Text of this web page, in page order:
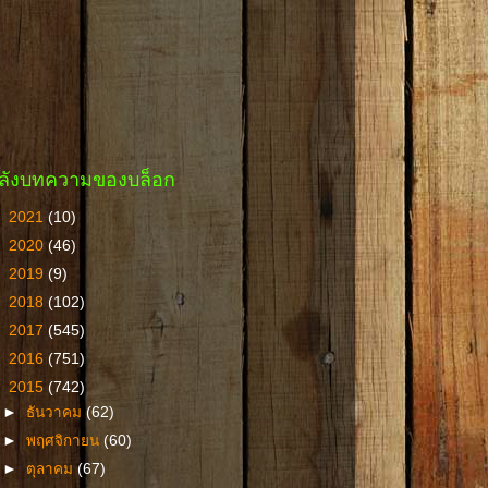
งบทความของบล็อก
2021 (10)
2020 (46)
2019 (9)
2018 (102)
2017 (545)
2016 (751)
2015 (742)
► ธันวาคม(62)
►พฤศจิกายน(60)
► ตุลาคม(67)